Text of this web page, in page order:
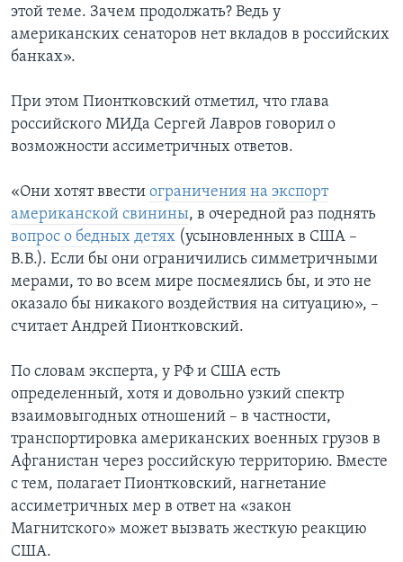
этой теме. Зачем продолжать? Ведь у
американских сенаторов нет вкладов в российских
банках».
При этом Пионтковский отметил, что глава
российского МИДа Сергей Лавров говорил о
возможности ассиметричных ответов.
«Они хотят ввести ограничения на экспорт
американской свинины, в очередной раз поднять
вопрос о бедных детях (усыновленных в США –
В.В.). Если бы они ограничились симметричными
мерами, то во всем мире посмеялись бы, и это не
оказало бы никакого воздействия на ситуацию», –
считает Андрей Пионтковский.
По словам эксперта, у РФ и США есть
определенный, хотя и довольно узкий спектр
взаимовыгодных отношений – в частности,
транспортировка американских военных грузов в
Афганистан через российскую территорию. Вместе
с тем, полагает Пионтковский, нагнетание
ассиметричных мер в ответ на «закон
Магнитского» может вызвать жесткую реакцию
США.